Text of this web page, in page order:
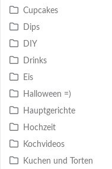
Cupcakes
Dips
DIY
Drinks
Eis
Halloween =)
Hauptgerichte
Hochzeit
Kochvideos
Kuchen und Torten